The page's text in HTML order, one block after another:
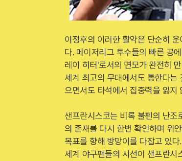
이정후의 이러한 활약은 단순히
다. 메이저리그 투수들의 빠른 공
레이 히터'로서의 면모가 완전히
세계 최고의 무대에서도 통한다는
으면서도 타석에서 집중력을 잃지
샌프란시스코는 비록 불펜의 난
의 존재를 다시 한번 확인하며 위
목표를 향해 방망이를 다잡고 있
세계 야구팬들의 시선이 샌프란시